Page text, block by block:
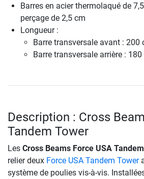
Barres en acier thermolaqué de
perçage de 2,5 cm
Longueur :
Barre transversale avant : 200
Barre transversale arrière : 180
Description : Cross
Tandem Tower
Les Cross Beams Force USA
relier deux Force USA Tandem Tower
système de poulies vis-à-vis.